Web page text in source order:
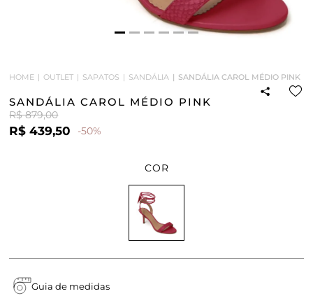
HOME OUTLET SAPATOS SANDÁLIA SANDÁLIA CAROL MÉDIO PINK
SANDÁLIA CAROL MÉDIO PINK
R$ 879,00
R$ 439,50 -50%
COR
Guia de medidas